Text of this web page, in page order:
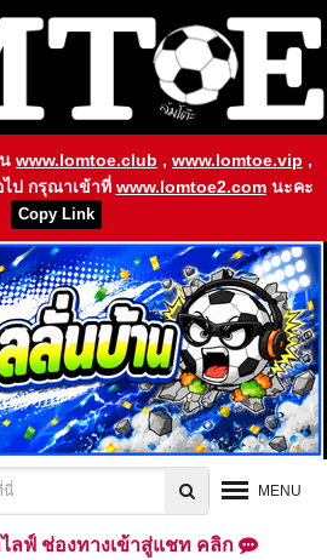
www.lomtoe.club , www.lomtoe.vip ,
ไป กรุณาเข้าที่ www.lomtoe2.comนะคะ
Copy Link
MENU
ลฟ์ ช่องทางเข้าสู่แชท คลิก